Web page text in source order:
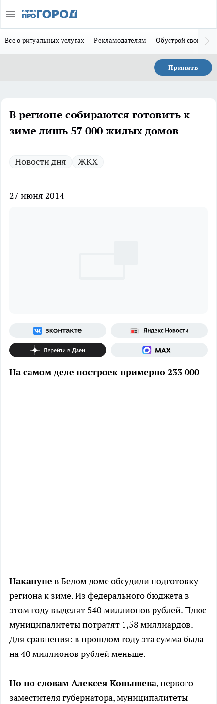
Всё о ритуальных услугах Рекламодателям Обустрой свой дом
Принять
В регионе собираются готовить к
зиме лишь 57 000 жилых домов
Новости дня ЖКХ
27 июня 2014
На самом деле построек примерно 233 000
Накануне в Белом доме обсудили подготовку
региона к зиме. Из федерального бюджета в
этом году выделят 540 миллионов рублей. Плюс
муниципалитеты потратят 1,58 миллиардов.
Для сравнения: в прошлом году эта сумма была
на 40 миллионов рублей меньше.
Но по словам Алексея Конышева, первого
заместителя губернатора, муниципалитеты